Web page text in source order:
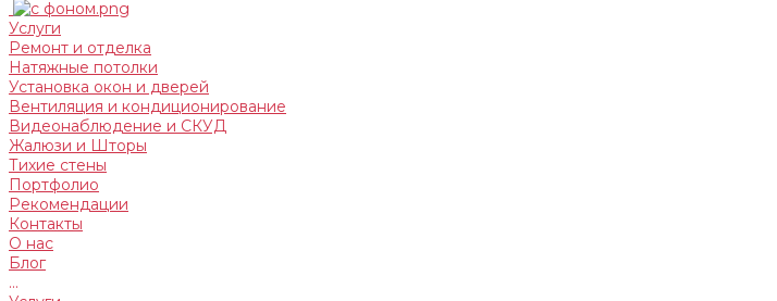
Услуги
Ремонт и отделка
Натяжные потолки
Установка окон и дверей
Вентиляция и кондиционирование
Видеонаблюдение и СКУД
Жалюзи и Шторы
Тихие стены
Портфолио
Рекомендации
Контакты
О нас
Блог
...